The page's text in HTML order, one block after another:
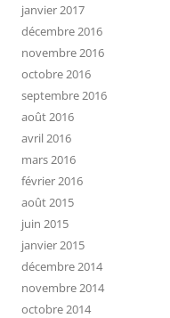
janvier 2017
décembre 2016
novembre 2016
octobre 2016
septembre 2016
août 2016
avril 2016
mars 2016
février 2016
août 2015
juin 2015
janvier 2015
décembre 2014
novembre 2014
octobre 2014